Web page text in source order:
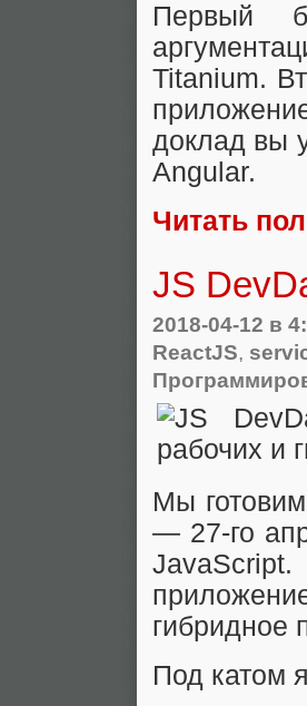
Первый
Titanium.
доклад вы
Angular.
Читать
JS
2018-04-12 в
ReactJS,
Мы
— 27-го
гибридное
Под катом